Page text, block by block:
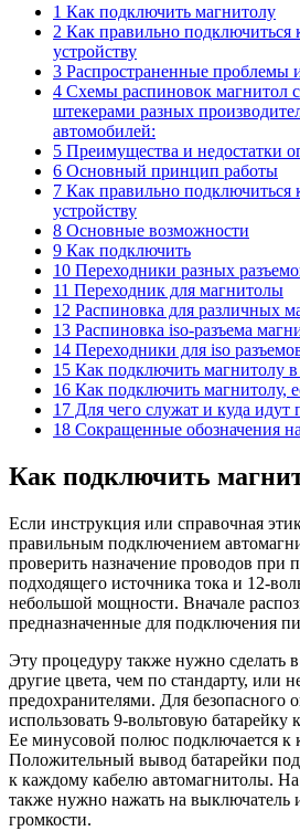
1 Как подключить магнитолу
2 Как правильно подключиться
устройству
3 Распространенные проблемы
4 Схемы распиновок магнитол
штекерами разных
автомобилей:
5 Преимущества и недостатки
6 Основный принцип работы
7 Как правильно подключиться
устройству
8 Основные возможности
9 Как подключить
10 Переходники разных
11 Переходник для магнитолы
12 Распиновка для различных
13 Распиновка iso-разъема
14 Переходники для iso
15 Как подключить магнитолу
16 Как подключить магнитолу,
17 Для чего служат и куда идут
18 Сокращенные обозначения
Как подключить
Если инструкция или справочная
правильным подключением
проверить назначение проводов при
подходящего источника тока и 12-
небольшой мощности. Вначале
предназначенные для подключения
Эту процедуру также нужно сделать
другие цвета, чем по стандарту, или
предохранителями. Для безопасного
использовать 9-вольтовую батарейку
Ее минусовой полюс подключается к
Положительный вывод батарейки
к каждому кабелю автомагнитолы. На
также нужно нажать на выключатель
громкости.